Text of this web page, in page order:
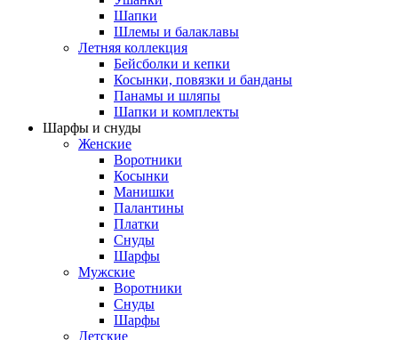
Шапки
Шлемы и балаклавы
Летняя коллекция
Бейсболки и кепки
Косынки, повязки и банданы
Панамы и шляпы
Шапки и комплекты
Шарфы и снуды
Женские
Воротники
Косынки
Манишки
Палантины
Платки
Снуды
Шарфы
Мужские
Воротники
Снуды
Шарфы
Детские